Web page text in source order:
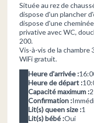
Située au rez de
dispose d'un plancher
dispose d'une
privative avec WC,
200.
Vis-à-vis de la chambre
WiFi gratuit.
Heure d'arrivée :
Heure de départ :
Capacité maximum :2
Confirmation :
Lit(s) queen size :1
Lit(s) bébé :Oui